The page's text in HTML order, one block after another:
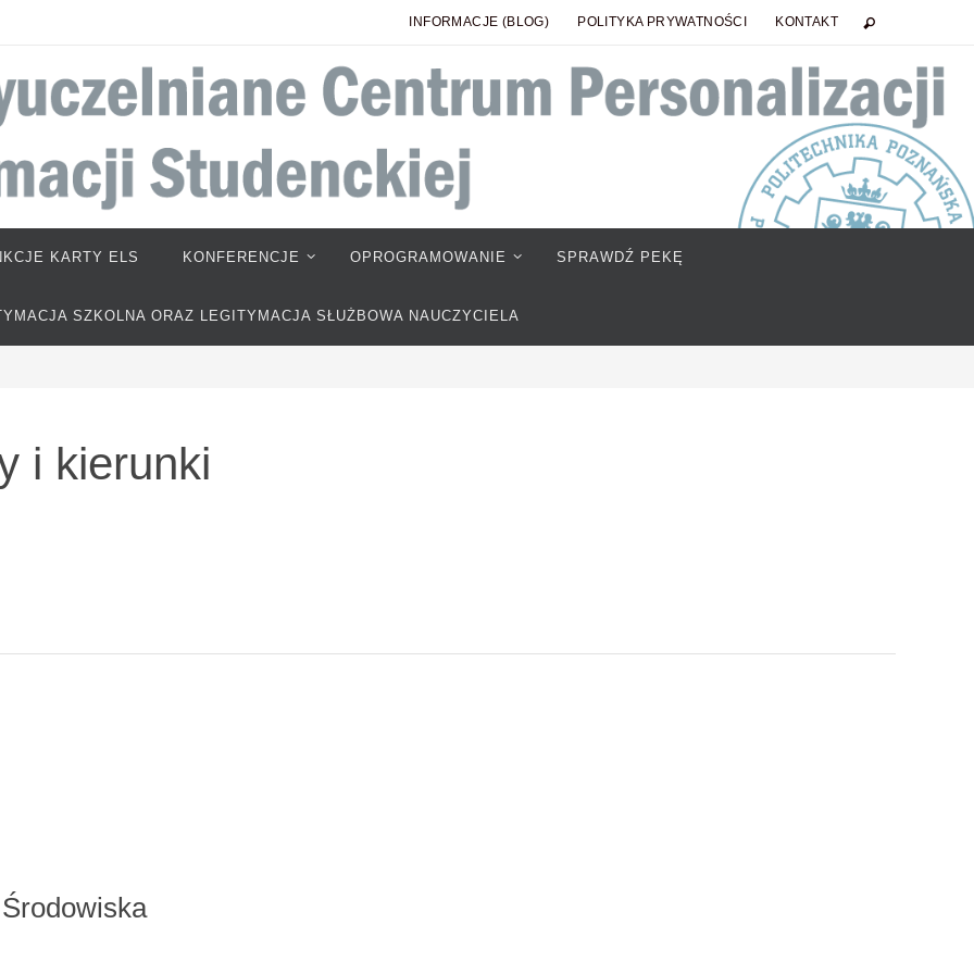
INFORMACJE (BLOG) POLITYKA PRYWATNOŚCI KONTAKT
KARTY ELS KONFERENCJE OPROGRAMOWANIE SPRAWDŹ PEKĘ
SZKOLNA ORAZ LEGITYMACJA SŁUŻBOWA NAUCZYCIELA
i kierunki